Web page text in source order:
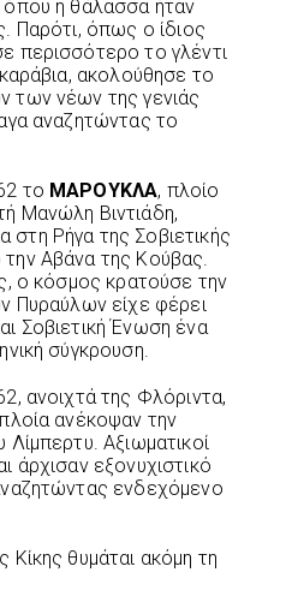
η θάλασσα ήταν
Παρότι, όπως ο ίδιος
περισσότερο το γλέντι
ακολούθησε το
των νέων της γενιάς
αναζητώντας το
το ΜΑΡΟΥΚΛΑ, πλοίο
Μανώλη Βιντιάδη,
Ρήγα της Σοβιετικής
Αβάνα της Κούβας.
ο κόσμος κρατούσε την
Πυραύλων είχε φέρει
Σοβιετική Ένωση ένα
σύγκρουση.
ανοιχτά της Φλόριντα,
ανέκοψαν την
Αξιωματικοί
άρχισαν εξονυχιστικό
ενδεχόμενο
θυμάται ακόμη τη